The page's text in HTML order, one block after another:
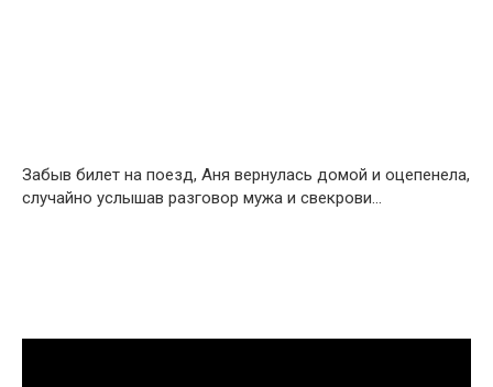
Забыв билет на поезд, Аня вернулась домой и оцепенела,
случайно услышав разговор мужа и свекрови…